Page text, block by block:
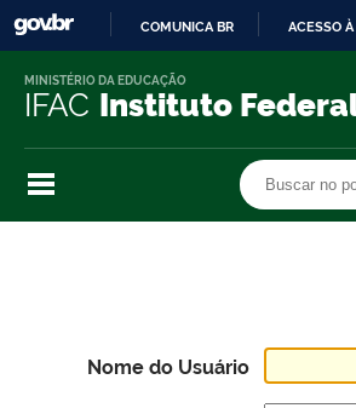
O
COMUNICA BR ACESSO
IFAC Instituto
MINISTÉRIO DA EDUCAÇÃO
Nome do Usuário